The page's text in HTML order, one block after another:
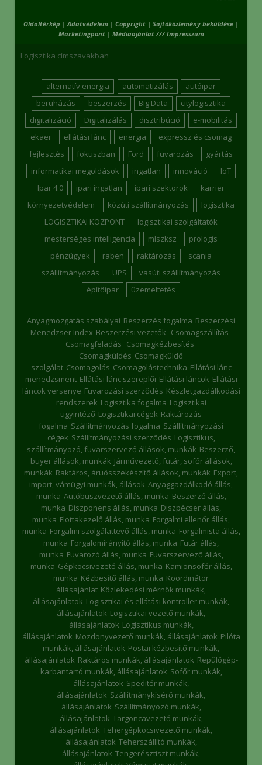
Oldaltérkép | Adatvédelem | Copyright | Sajtóközlemény beküldése |
Marketingpont| Médiaajánlat /// Impresszum
Logisztika címszavakban
alternatív energia automatizálás
autóipar
beruházás
beszerzés Big Data
citylogisztika
digitalizáció
Digitalizálás disztribúció
e-mobilitás
ekaer
ellátási lánc energia
expressz és csomag
fejlesztés
fokuszban Ford fuvarozás
gyártás
informatikai megoldások
ingatlan innováció
IoT
Ipar 4.0
ipari ingatlan ipari szektorok
karrier
környezetvédelem
közúti szállítmányozás
logisztika
LOGISZTIKAI KÖZPONT
logisztikai szolgáltatók
mesterséges intelligencia
mlszksz
prologis
pénzügyek
raben raktározás
scania
szállítmányozás
UPS
vasúti szállítmányozás
építőipar
üzemeltetés
Anyagmozgatás szabályai Beszerzés fogalma Beszerzési
Menedzser Index Beszerzési vezetők Csomagszállítás
Csomagfeladás Csomagkézbesítés
Csomagküldés Csomagküldő
szolgálat Csomagolás Csomagolástechnika Ellátási lánc
menedzsment Ellátási lánc szereplői Ellátási láncok Ellátási
láncok versenye Fuvarozási szerződés Készletgazdálkodási
rendszerek Logisztika fogalma Logisztikai
ügyintéző Logisztikai cégek Raktározás
fogalma Szállítmányozás fogalma Szállítmányozási
cégek Szállítmányozási szerződés Logisztikus,
szállítmányozó, fuvarszervező állások, munkák Beszerző,
buyer állások, munkák Járművezető, futár, sofőr állások,
munkák Raktáros, áruösszekészítő állások, munkák Export,
import, vámügyi munkák, állások Anyaggazdálkodó állás,
munka Autóbuszvezető állás, munka Beszerző állás,
munka Diszponens állás, munka Diszpécser állás,
munka Flottakezelő állás, munka Forgalmi ellenőr állás,
munka Forgalmi szolgálattevő állás, munka Forgalmista állás,
munka Forgalomirányító állás, munka Futár állás,
munka Fuvarozó állás, munka Fuvarszervező állás,
munka Gépkocsivezető állás, munka Kamionsofőr állás,
munka Kézbesítő állás, munka Koordinátor
állásajánlat Közlekedési mérnök munkák,
állásajánlatok Logisztikai és ellátási kontroller munkák,
állásajánlatok Logisztikai vezető munkák,
állásajánlatok Logisztikus munkák,
állásajánlatok Mozdonyvezető munkák, állásajánlatok Pilóta
munkák, állásajánlatok Postai kézbesítő munkák,
állásajánlatok Raktáros munkák, állásajánlatok Repülőgép-
karbantartó munkák, állásajánlatok Sofőr munkák,
állásajánlatok Speditőr munkák,
állásajánlatok Szállítmánykísérő munkák,
állásajánlatok Szállítmányozó munkák,
állásajánlatok Targoncavezető munkák,
állásajánlatok Tehergépkocsivezető munkák,
állásajánlatok Teherszállító munkák,
állásajánlatok Tengerésztiszt munkák,